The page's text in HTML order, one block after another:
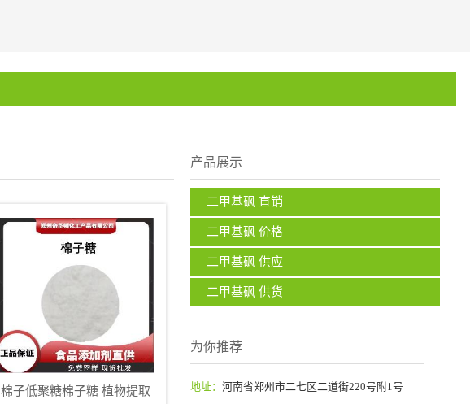
产品展示
二甲基砜 直销
二甲基砜 价格
二甲基砜 供应
二甲基砜 供货
为你推荐
地址： 河南省郑州市二七区二道街220号附1号
棉子低聚糖棉子糖 植物提取